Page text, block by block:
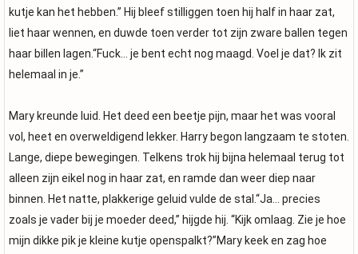
kutje kan het hebben.” Hij bleef stilliggen toen hij half in haar zat,
liet haar wennen, en duwde toen verder tot zijn zware ballen tegen
haar billen lagen.“Fuck… je bent echt nog maagd. Voel je dat? Ik zit
helemaal in je.”
Mary kreunde luid. Het deed een beetje pijn, maar het was vooral
vol, heet en overweldigend lekker. Harry begon langzaam te stoten.
Lange, diepe bewegingen. Telkens trok hij bijna helemaal terug tot
alleen zijn eikel nog in haar zat, en ramde dan weer diep naar
binnen. Het natte, plakkerige geluid vulde de stal.“Ja… precies
zoals je vader bij je moeder deed,” hijgde hij. “Kijk omlaag. Zie je hoe
mijn dikke pik je kleine kutje openspalkt?”Mary keek en zag hoe